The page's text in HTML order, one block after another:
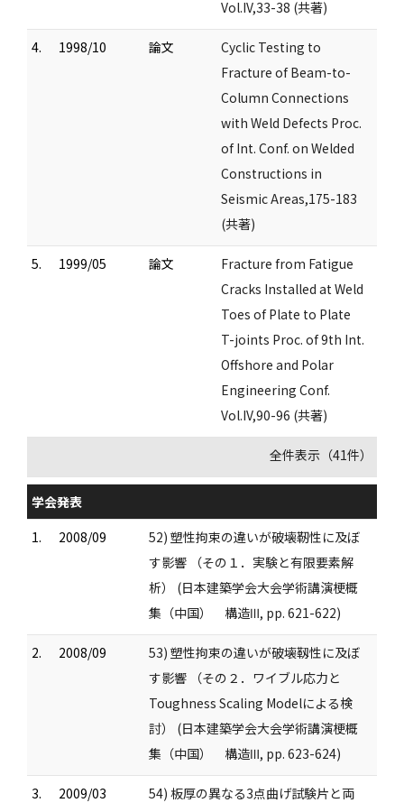
Vol.IV,33-38 (共著)
4. 1998/10 論文
Cyclic Testing to
Fracture of Beam-to-
Column Connections
with Weld Defects Proc.
of Int. Conf. on Welded
Constructions in
Seismic Areas,175-183
(共著)
5. 1999/05 論文
Fracture from Fatigue
Cracks Installed at Weld
Toes of Plate to Plate
T-joints Proc. of 9th Int.
Offshore and Polar
Engineering Conf.
Vol.IV,90-96 (共著)
全件表示（41件）
学会発表
1.
2008/09
52) 塑性拘束の違いが破壊靭性に及ぼ
す影響 （その１．実験と有限要素解
析） (日本建築学会大会学術講演梗概
集（中国） 構造Ⅲ, pp. 621-622)
2. 2008/09
53) 塑性拘束の違いが破壊靱性に及ぼ
す影響 （その２．ワイブル応力と
Toughness Scaling Modelによる検
討） (日本建築学会大会学術講演梗概
集（中国） 構造Ⅲ, pp. 623-624)
3. 2009/03 54) 板厚の異なる3点曲げ試験片と両